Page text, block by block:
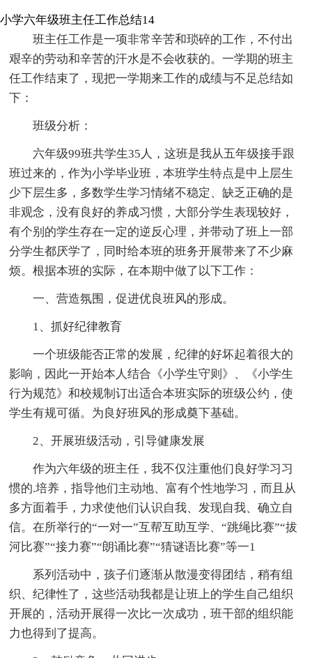
小学六年级班主任工作总结14
班主任工作是一项非常辛苦和琐碎的工作，不付出
艰辛的劳动和辛苦的汗水是不会收获的。一学期的班主
任工作结束了，现把一学期来工作的成绩与不足总结如
下：
班级分析：
六年级99班共学生35人，这班是我从五年级接手跟
班过来的，作为小学毕业班，本班学生特点是中上层生
少下层生多，多数学生学习情绪不稳定、缺乏正确的是
非观念，没有良好的养成习惯，大部分学生表现较好，
有个别的学生存在一定的逆反心理，并带动了班上一部
分学生都厌学了，同时给本班的班务开展带来了不少麻
烦。根据本班的实际，在本期中做了以下工作：
一、营造氛围，促进优良班风的形成。
1、抓好纪律教育
一个班级能否正常的发展，纪律的好坏起着很大的
影响，因此一开始本人结合《小学生守则》、《小学生
行为规范》和校规制订出适合本班实际的班级公约，使
学生有规可循。为良好班风的形成奠下基础。
2、开展班级活动，引导健康发展
作为六年级的班主任，我不仅注重他们良好学习习
惯的.培养，指导他们主动地、富有个性地学习，而且从
多方面着手，力求使他们认识自我、发现自我、确立自
信。在所举行的“一对一”互帮互助互学、“跳绳比赛”“拔
河比赛”“接力赛”“朗诵比赛”“猜谜语比赛”等一1
系列活动中，孩子们逐渐从散漫变得团结，稍有组
织、纪律性了，这些活动我都是让班上的学生自己组织
开展的，活动开展得一次比一次成功，班干部的组织能
力也得到了提高。